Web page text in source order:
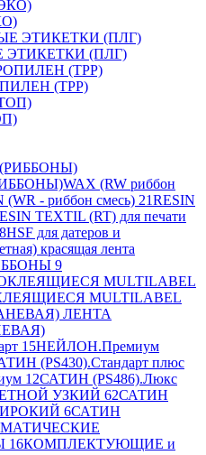
(ПЛГ)
(TPP)
WAX (RW риббон
(WR - риббон смесь) 21RESIN
TEXTIL (RT) для печати
HSF для датеров и
красящая лента
9
MULTILABEL
15НЕЙЛОН.Премиум
(PS430).Стандарт плюс
12САТИН (PS486).Люкс
УЗКИЙ 62САТИН
6САТИН
16КОМПЛЕКТУЮЩИЕ и